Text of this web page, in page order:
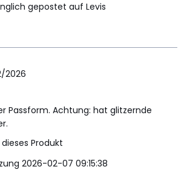
gepostet auf Levis
2026
Passform. Achtung: hat glitzernde
Produkt
2026-02-07 09:15:38